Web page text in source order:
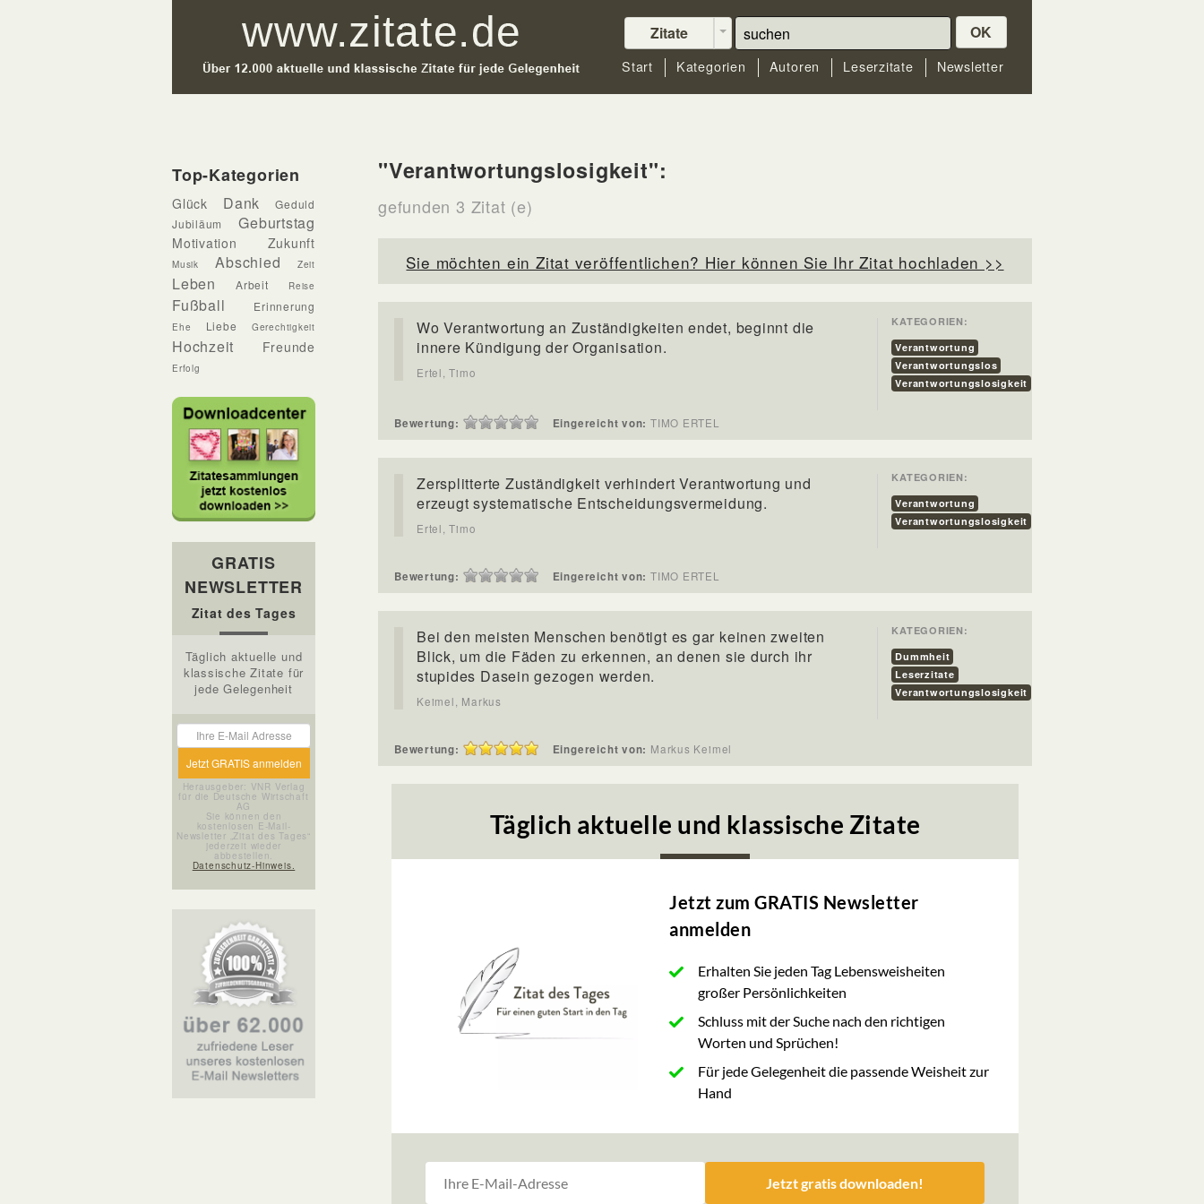
Zitate OK
Start Kategorien Autoren Leserzitate Newsletter
Top-Kategorien
Glück Dank
Geduld
Jubiläum
Geburtstag
Motivation Zukunft
Musik Abschied Zeit
Leben Arbeit Reise
Fußball Erinnerung
Ehe Liebe Gerechtigkeit
Hochzeit Freunde
Erfolg
GRATIS
NEWSLETTER
Zitat des Tages
Täglich aktuelle und
klassische Zitate für
jede Gelegenheit
Herausgeber: VNR Verlag
für die Deutsche Wirtschaft
AG
Sie können den
kostenlosen E-Mail-
Newsletter „Zitat des Tages“
jederzeit wieder
abbestellen.
Datenschutz-Hinweis.
"Verantwortungslosigkeit":
gefunden 3 Zitat (e)
Sie möchten ein Zitat veröffentlichen? Hier können Sie Ihr Zitat hochladen >>
Wo Verantwortung an Zuständigkeiten endet, beginnt die
innere Kündigung der Organisation.
Ertel, Timo
KATEGORIEN:
Verantwortung
Verantwortungslos
Verantwortungslosigkeit
Bewertung: Eingereicht von: TIMO ERTEL
Zersplitterte Zuständigkeit verhindert Verantwortung und
erzeugt systematische Entscheidungsvermeidung.
Ertel, Timo
KATEGORIEN:
Verantwortung
Verantwortungslosigkeit
Bewertung: Eingereicht von: TIMO ERTEL
Bei den meisten Menschen benötigt es gar keinen zweiten
Blick, um die Fäden zu erkennen, an denen sie durch ihr
stupides Dasein gezogen werden.
Keimel, Markus
KATEGORIEN:
Dummheit
Leserzitate
Verantwortungslosigkeit
Bewertung: Eingereicht von: Markus Keimel